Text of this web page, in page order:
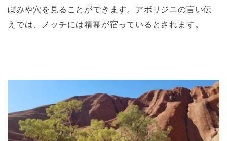
ぼみや穴を見ることができます。アボリジニの言い伝
えでは、ノッチには精霊が宿っているとされます。